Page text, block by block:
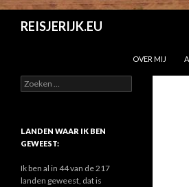
REISJERIJK.EU
OVER MIJ
Z
o
e
n
a
a
LANDEN WAAR IK BEN
GEWEEST:
Ik ben al in 44 van de 217
landen geweest, dat is